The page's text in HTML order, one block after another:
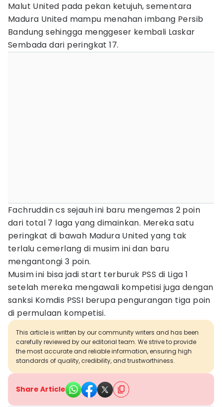
Malut United pada pekan ketujuh, sementara
Madura United mampu menahan imbang Persib
Bandung sehingga menggeser kembali Laskar
Sembada dari peringkat 17.
Fachruddin cs sejauh ini baru mengemas 2 poin
dari total 7 laga yang dimainkan. Mereka satu
peringkat di bawah Madura United yang tak
terlalu cemerlang di musim ini dan baru
mengantongi 3 poin.
Musim ini bisa jadi start terburuk PSS di Liga 1
setelah mereka mengawali kompetisi juga dengan
sanksi Komdis PSSI berupa pengurangan tiga poin
di permulaan kompetisi.
This article is written by our community writers and has been
carefully reviewed by our editorial team. We strive to provide
the most accurate and reliable information, ensuring high
standards of quality, credibility, and trustworthiness.
Share Article